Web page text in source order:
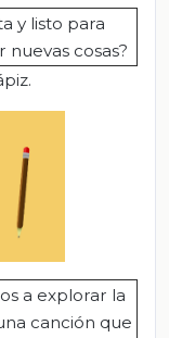
y listo para
nuevas cosas?
a explorar la
canción que